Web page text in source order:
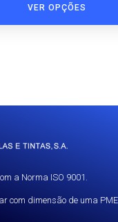
VER OPÇÕES
a Norma ISO 9001.
com dimensão de uma